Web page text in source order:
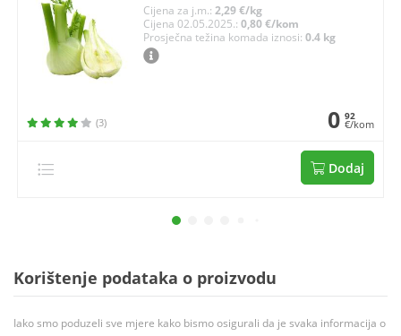
Cijena za j.m.:2,29 €/kg
Cijena 02.05.2025.:0,80 €/kom
Prosječna težina komada iznosi:0.4 kg
(3) 0 92
€/kom
Dodaj
Korištenje podataka o proizvodu
Iako smo poduzeli sve mjere kako bismo osigurali da je svaka informacija o